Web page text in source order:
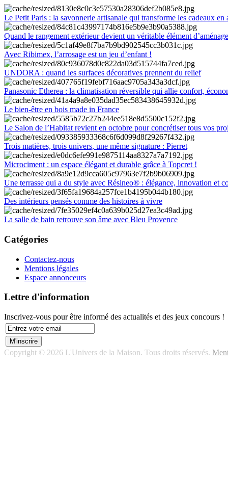
Le Petit Paris : la savonnerie artisanale qui transforme les cadeaux en
Quand le rangement extérieur devient un véritable élément
Avec Ribimex, l’arrosage est un jeu d’enfant !
UNDORA : quand les surfaces décoratives prennent du relief
Panasonic Etherea : la climatisation réversible qui allie confort,
Le bien-être en bois made in France
Le Salon de l’Habitat revient en octobre pour concrétiser tous vos
Trois matières, trois univers, une même signature : Pierret
Microciment : un espace élégant et durable grâce à Topcret !
Une terrasse qui a du style avec Résineo® : élégance, innovation et
Des intérieurs pensés comme des histoires à vivre
La salle de bain retrouve son âme avec Bleu Provence
Catégories
Contactez-nous
Mentions légales
Espace annonceurs
Lettre d'information
Inscrivez-vous pour être informé des actualités et des jeux concours !
Copyright © 2026 L'Univers de la Maison. Tous droits réservés.